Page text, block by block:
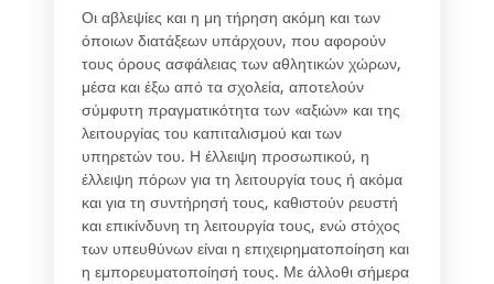
Οι αβλεψίες και η μη τήρηση ακόμη και των
όποιων διατάξεων υπάρχουν, που αφορούν
τους όρους ασφάλειας των αθλητικών χώρων,
μέσα και έξω από τα σχολεία, αποτελούν
σύμφυτη πραγματικότητα των «αξιών» και της
λειτουργίας του καπιταλισμού και των
υπηρετών του. Η έλλειψη προσωπικού, η
έλλειψη πόρων για τη λειτουργία τους ή ακόμα
και για τη συντήρησή τους, καθιστούν ρευστή
και επικίνδυνη τη λειτουργία τους, ενώ στόχος
των υπευθύνων είναι η επιχειρηματοποίηση και
η εμπορευματοποίησή τους. Με άλλοθι σήμερα